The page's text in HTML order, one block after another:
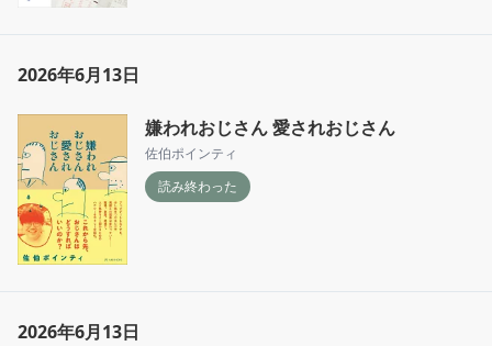
2026年6月13日
嫌われおじさん 愛されおじさん
佐伯ポインティ
読み終わった
2026年6月13日